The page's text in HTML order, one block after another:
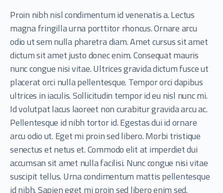
Proin nibh nisl condimentum id venenatis a. Lectus
magna fringilla urna porttitor rhoncus. Ornare arcu
odio ut sem nulla pharetra diam. Amet cursus sit amet
dictum sit amet justo donec enim. Consequat mauris
nunc congue nisi vitae. Ultrices gravida dictum fusce ut
placerat orci nulla pellentesque. Tempor orci dapibus
ultrices in iaculis. Sollicitudin tempor id eu nisl nunc mi.
Id volutpat lacus laoreet non curabitur gravida arcu ac.
Pellentesque id nibh tortor id. Egestas dui id ornare
arcu odio ut. Eget mi proin sed libero. Morbi tristique
senectus et netus et. Commodo elit at imperdiet dui
accumsan sit amet nulla facilisi. Nunc congue nisi vitae
suscipit tellus. Urna condimentum mattis pellentesque
id nibh. Sapien eget mi proin sed libero enim sed.